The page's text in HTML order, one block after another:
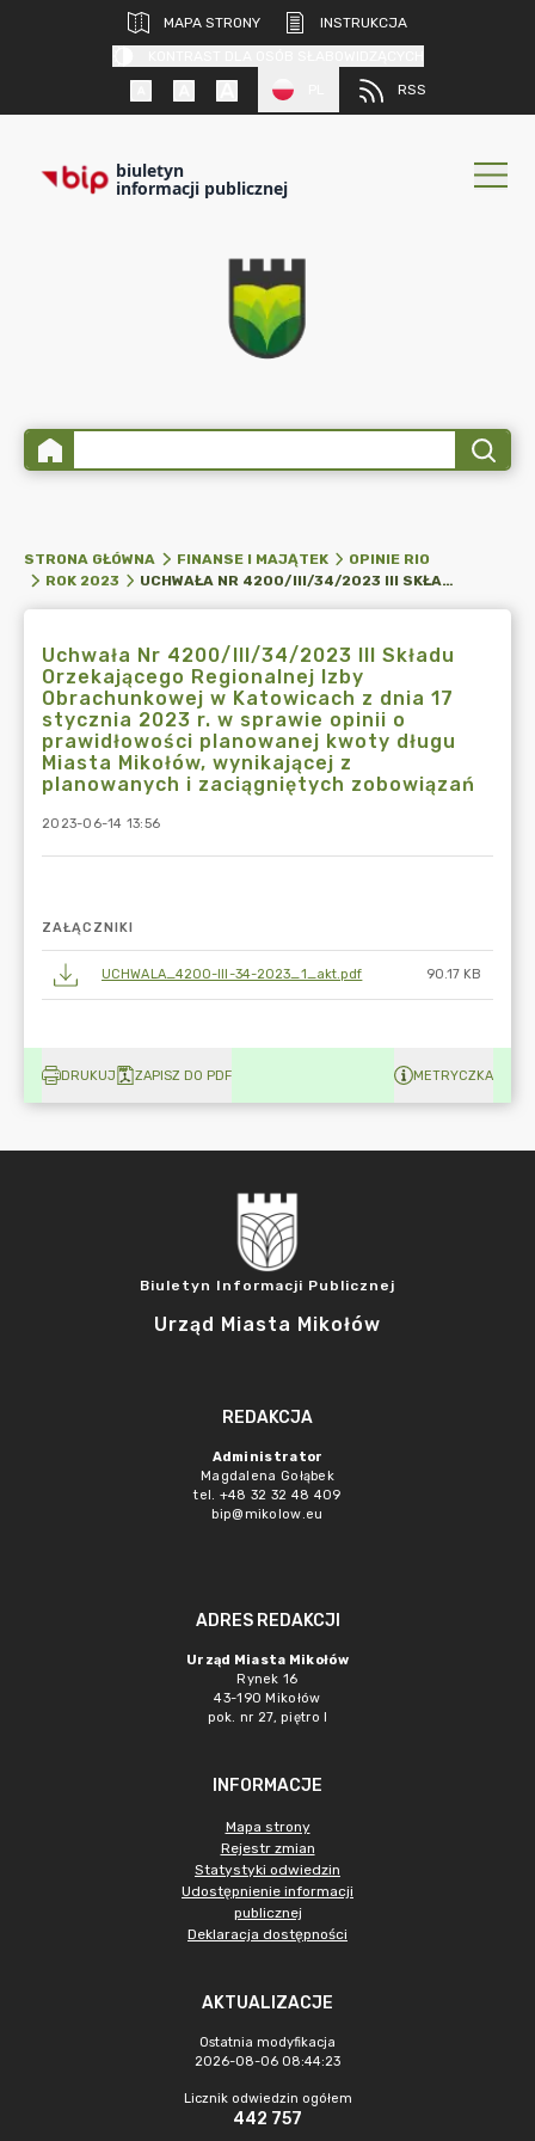
MAPA STRONY
INSTRUKCJA
RSS
biuletyn
informacji publicznej
STRONA GŁÓWNA FINANSE I MAJĄTEK
OPINIE RIO
ROK 2023
UCHWAŁA NR 4200/III/34/2023 III SKŁADU ORZEKAJĄCEGO REGIONALNEJ IZBY OBRACHUNKOWEJ W KATOWICACH Z DNIA 17 STYCZNIA 2023 R. W SPRAWIE OPINII O PRAWIDŁOWOŚCI PLANOWANEJ KWOTY DŁUGU MIASTA MIKOŁÓW, WYNIKAJĄCEJ Z PLANOWANYCH I ZACIĄGNIĘTYCH ZOBOWIĄZAŃ
Uchwała Nr 4200/III/34/2023 III Składu
Orzekającego Regionalnej Izby
Obrachunkowej w Katowicach z dnia 17
stycznia 2023 r. w sprawie opinii o
prawidłowości planowanej kwoty długu
Miasta Mikołów, wynikającej z
planowanych i zaciągniętych zobowiązań
2023-06-14 13:56
ZAŁĄCZNIKI
UCHWALA_4200-III-34-2023_1_akt.pdf 90.17 KB
DRUKUJ ZAPISZ DO PDF METRYCZKA
Biuletyn Informacji Publicznej
Urząd Miasta Mikołów
REDAKCJA
Administrator
Magdalena Gołąbek
tel. +48 32 32 48 409
bip@mikolow.eu
ADRES REDAKCJI
Urząd Miasta Mikołów
Rynek 16
43-190 Mikołów
pok. nr 27, piętro I
INFORMACJE
Mapa strony
Rejestr zmian
Statystyki odwiedzin
Udostępnienie informacji
publicznej
Deklaracja dostępności
AKTUALIZACJE
Ostatnia modyfikacja
2026-08-06 08:44:23
Licznik odwiedzin ogółem
442 757